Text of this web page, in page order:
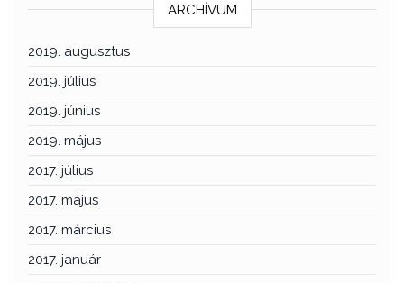
ARCHÍVUM
2019. augusztus
2019. július
2019. június
2019. május
2017. július
2017. május
2017. március
2017. január